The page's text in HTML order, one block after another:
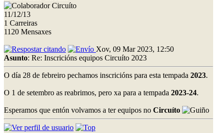
11/12/13
1 Carreiras
1120 Mensaxes
Xov, 09 Mar 2023, 12:50
Asunto: Re: Inscricións equipos Circuíto 2023
O día 28 de febreiro pechamos inscricións para esta tempada 2023.
O 1 de setembro as reabrimos, pero xa para a tempada 2023-24.
Esperamos que entón volvamos a ter equipos no Circuíto